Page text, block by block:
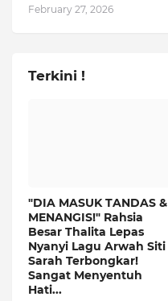
February 27, 2026
Terkini !
"DIA MASUK TANDAS &
MENANGIS!" Rahsia
Besar Thalita Lepas
Nyanyi Lagu Arwah Siti
Sarah Terbongkar!
Sangat Menyentuh
Hati...